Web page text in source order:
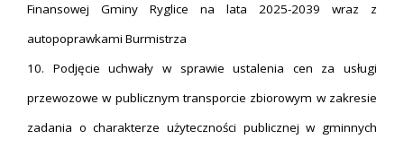
Finansowej Gminy Ryglice na lata 2025-2039 wraz z
autopoprawkami Burmistrza
10. Podjęcie uchwały w sprawie ustalenia cen za usługi
przewozowe w publicznym transporcie zbiorowym w zakresie
zadania o charakterze użyteczności publicznej w gminnych